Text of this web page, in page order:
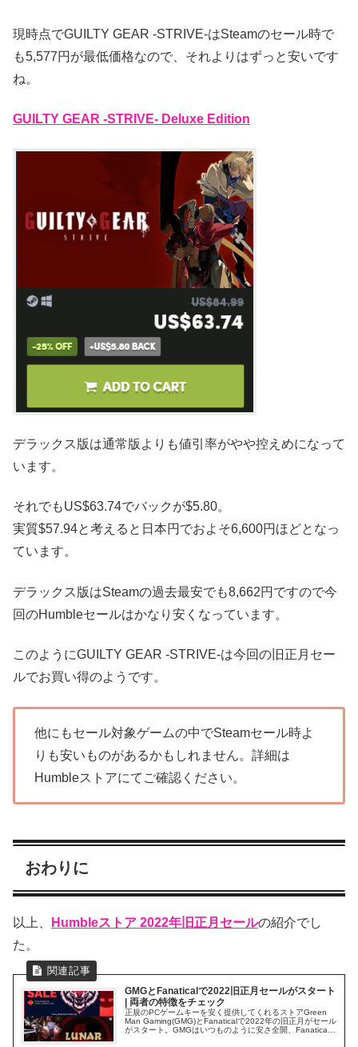
現時点でGUILTY GEAR -STRIVE-はSteamのセール時で
も5,577円が最低価格なので、それよりはずっと安いです
ね。
GUILTY GEAR -STRIVE- Deluxe Edition
デラックス版は通常版よりも値引率がやや控えめになって
います。
それでもUS$63.74でバックが$5.80。
実質$57.94と考えると日本円でおよそ6,600円ほどとなっ
ています。
デラックス版はSteamの過去最安でも8,662円ですので今
回のHumbleセールはかなり安くなっています。
このようにGUILTY GEAR -STRIVE-は今回の旧正月セー
ルでお買い得のようです。
他にもセール対象ゲームの中でSteamセール時よ
りも安いものがあるかもしれません。詳細は
Humbleストアにてご確認ください。
おわりに
以上、 Humbleストア 2022年旧正月セールの紹介でし
た。
GMGとFanaticalで2022旧正月セールがスタート
| 両者の特徴をチェック
正規のPCゲームキーを安く提供してくれるストアGreen
Man Gaming(GMG)とFanaticalで2022年の旧正月がセール
がスタート。GMGはいつものように安さ全開、Fanatical